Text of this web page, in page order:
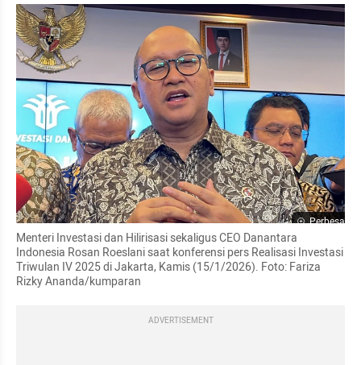
Perbesar
Menteri Investasi dan Hilirisasi sekaligus CEO Danantara
Indonesia Rosan Roeslani saat konferensi pers Realisasi Investasi
Triwulan IV 2025 di Jakarta, Kamis (15/1/2026). Foto: Fariza
Rizky Ananda/kumparan
ADVERTISEMENT